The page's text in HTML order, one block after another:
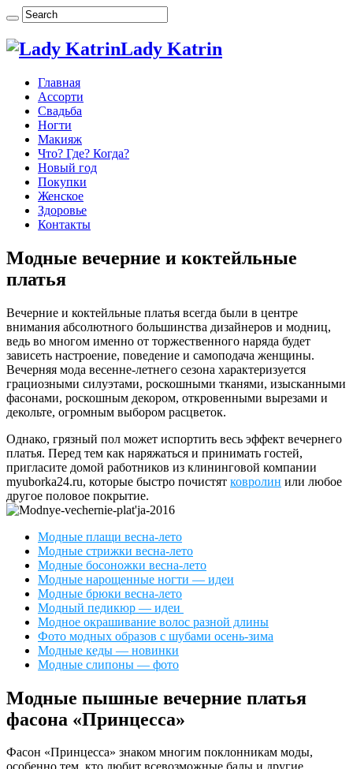
Lady Katrin
Главная
Ассорти
Свадьба
Ногти
Макияж
Что? Где? Когда?
Новый год
Покупки
Женское
Здоровье
Контакты
Модные вечерние и коктейльные
платья
Вечерние и коктейльные платья всегда были в центре
внимания абсолютного большинства дизайнеров и модниц,
ведь во многом именно от торжественного наряда будет
зависеть настроение, поведение и самоподача женщины.
Вечерняя мода весенне-летнего сезона характеризуется
грациозными силуэтами, роскошными тканями, изысканными
фасонами, роскошным декором, откровенными вырезами и
декольте, огромным выбором расцветок.
Однако, грязный пол может испортить весь эффект вечернего
платья. Перед тем как наряжаться и принимать гостей,
пригласите домой работников из клининговой компании
myuborka24.ru, которые быстро почистят ковролин или любое
другое половое покрытие.
Модные плащи весна-лето
Модные стрижки весна-лето
Модные босоножки весна-лето
Модные нарощенные ногти — идеи
Модные брюки весна-лето
Модный педикюр — идеи
Модное окрашивание волос разной длины
Фото модных образов с шубами осень-зима
Модные кеды — новинки
Модные слипоны — фото
Модные пышные вечерние платья
фасона «Принцесса»
Фасон «Принцесса» знаком многим поклонникам моды,